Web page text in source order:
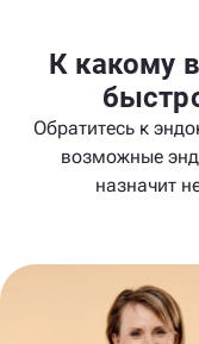
К какому
Обратитесь к
возможные
назначит